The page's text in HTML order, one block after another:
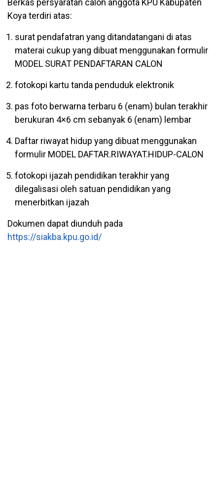
Berkas persyaratan calon anggota KPU Kabupaten
Koya terdiri atas:
surat pendafatran yang ditandatangani di atas
materai cukup yang dibuat menggunakan formulir
MODEL SURAT PENDAFTARAN CALON
fotokopi kartu tanda penduduk elektronik
pas foto berwarna terbaru 6 (enam) bulan terakhir
berukuran 4×6 cm sebanyak 6 (enam) lembar
Daftar riwayat hidup yang dibuat menggunakan
formulir MODEL DAFTAR.RIWAYAT.HIDUP-CALON
fotokopi ijazah pendidikan terakhir yang
dilegalisasi oleh satuan pendidikan yang
menerbitkan ijazah
Dokumen dapat diunduh pada
https://siakba.kpu.go.id/